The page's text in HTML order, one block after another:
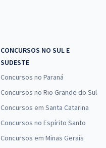
CONCURSOS NO SUL E
SUDESTE
Concursos no Paraná
Concursos no Rio Grande do Sul
Concursos em Santa Catarina
Concursos no Espírito Santo
Concursos em Minas Gerais